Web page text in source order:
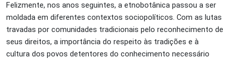
Felizmente, nos anos seguintes, a etnobotânica passou a ser
moldada em diferentes contextos sociopolíticos. Com as lutas
travadas por comunidades tradicionais pelo reconhecimento de
seus direitos, a importância do respeito às tradições e à
cultura dos povos detentores do conhecimento necessário